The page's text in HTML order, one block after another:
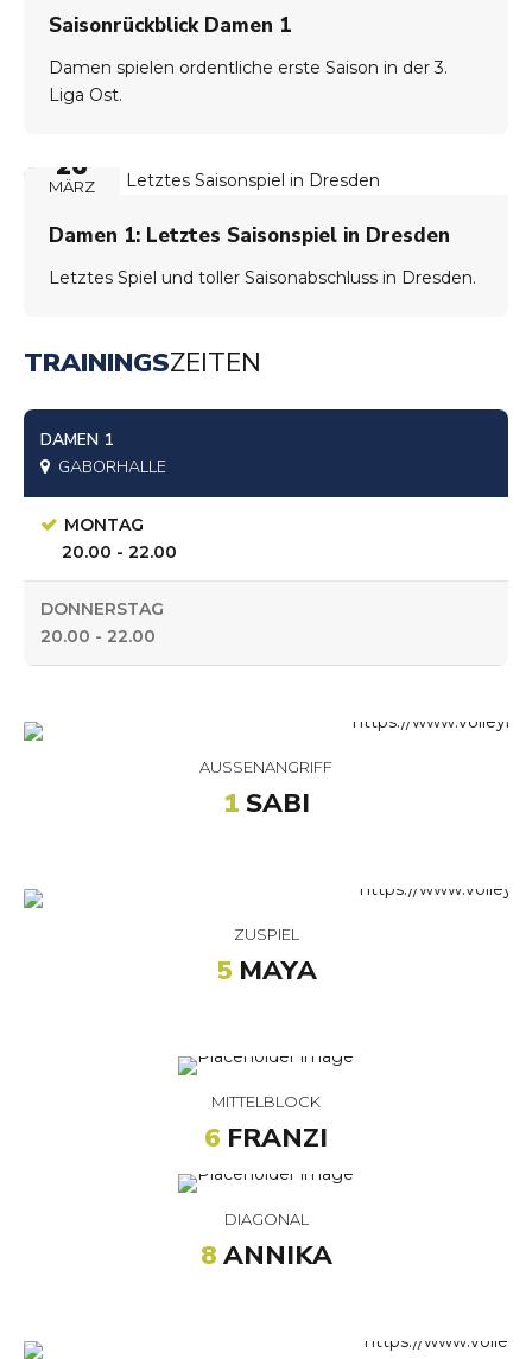
Saisonrückblick Damen 1
Damen spielen ordentliche erste Saison in der 3.
Liga Ost.
26
MÄRZ
Damen 1: Letztes Saisonspiel in Dresden
Letztes Spiel und toller Saisonabschluss in Dresden.
TRAININGSZEITEN
DAMEN 1
GABORHALLE
MONTAG
20.00 - 22.00
DONNERSTAG
20.00 - 22.00
AUSSENANGRIFF
1SABI
ZUSPIEL
5MAYA
MITTELBLOCK
6 FRANZI
DIAGONAL
8ANNIKA